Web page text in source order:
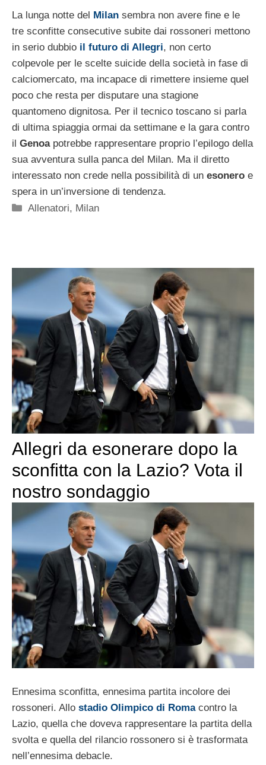
La lunga notte del Milan sembra non avere fine e le
tre sconfitte consecutive subite dai rossoneri mettono
in serio dubbio il futuro di Allegri, non certo
colpevole per le scelte suicide della società in fase di
calciomercato, ma incapace di rimettere insieme quel
poco che resta per disputare una stagione
quantomeno dignitosa. Per il tecnico toscano si parla
di ultima spiaggia ormai da settimane e la gara contro
il Genoapotrebbe rappresentare proprio l’epilogo della
sua avventura sulla panca del Milan. Ma il diretto
interessato non crede nella possibilità di un esonero e
spera in un’inversione di tendenza.
Categorie
Allenatori, Milan
Allegri da esonerare dopo la
sconfitta con la Lazio? Vota il
nostro sondaggio
Ennesima sconfitta, ennesima partita incolore dei
rossoneri. Allo stadio Olimpico di Romacontro la
Lazio, quella che doveva rappresentare la partita della
svolta e quella del rilancio rossonero si è trasformata
nell’ennesima debacle.